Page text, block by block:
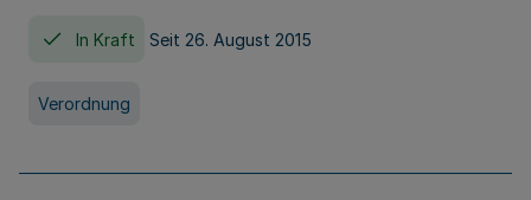
In Kraft Seit 26. August 2015
Verordnung